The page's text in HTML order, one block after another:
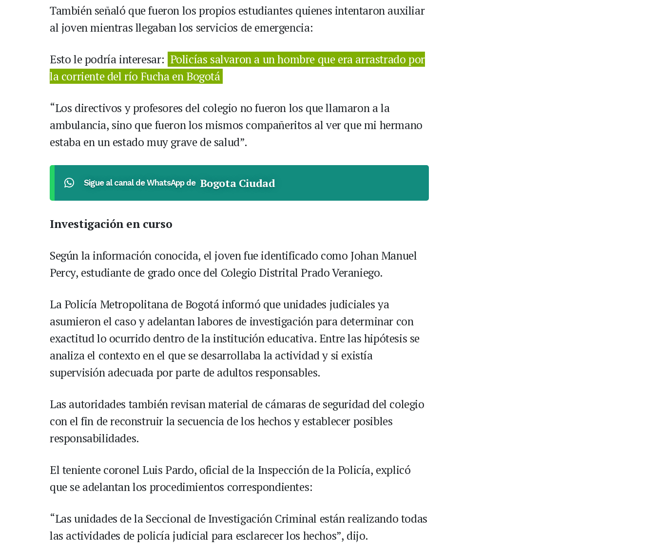
También señaló que fueron los propios estudiantes quienes intentaron auxiliar
al joven mientras llegaban los servicios de emergencia:
Esto le podría interesar: Policías salvaron a un hombre que era arrastrado por
la corriente del río Fucha en Bogotá
“Los directivos y profesores del colegio no fueron los que llamaron a la
ambulancia, sino que fueron los mismos compañeritos al ver que mi hermano
estaba en un estado muy grave de salud”.
Sigue al canal de WhatsApp de Bogota Ciudad
Investigación en curso
Según la información conocida, el joven fue identificado como Johan Manuel
Percy, estudiante de grado once del Colegio Distrital Prado Veraniego.
La Policía Metropolitana de Bogotá informó que unidades judiciales ya
asumieron el caso y adelantan labores de investigación para determinar con
exactitud lo ocurrido dentro de la institución educativa. Entre las hipótesis se
analiza el contexto en el que se desarrollaba la actividad y si existía
supervisión adecuada por parte de adultos responsables.
Las autoridades también revisan material de cámaras de seguridad del colegio
con el fin de reconstruir la secuencia de los hechos y establecer posibles
responsabilidades.
El teniente coronel Luis Pardo, oficial de la Inspección de la Policía, explicó
que se adelantan los procedimientos correspondientes:
“Las unidades de la Seccional de Investigación Criminal están realizando todas
las actividades de policía judicial para esclarecer los hechos”, dijo.